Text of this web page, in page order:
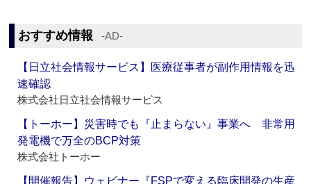
おすすめ情報 ‐AD‐
【日立社会情報サービス】医療従事者が副作用情報を迅
速確認
株式会社日立社会情報サービス
【トーホー】災害時でも『止まらない』事業へ 非常用
発電機で万全のBCP対策
株式会社トーホー
【開催報告】ウェビナー『FSPで変える臨床開発の生産